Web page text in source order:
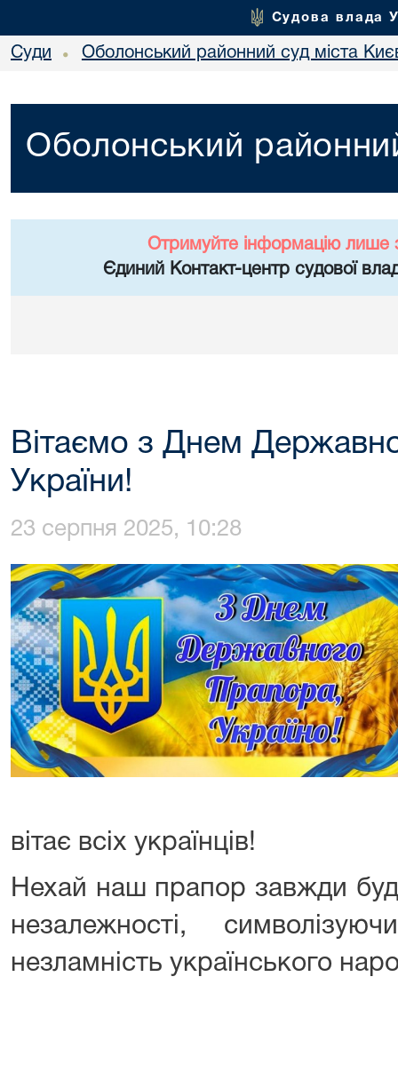
Судова влада
Суди • Оболонський районний суд міста
Оболонський
Отримуйте інформацію лише
Єдиний Контакт-центр судової
Вітаємо з Днем
України!
23 серпня 2025, 10:28
вітає всіх українців!
Нехай наш прапор завжди
незалежності,
незламність українського